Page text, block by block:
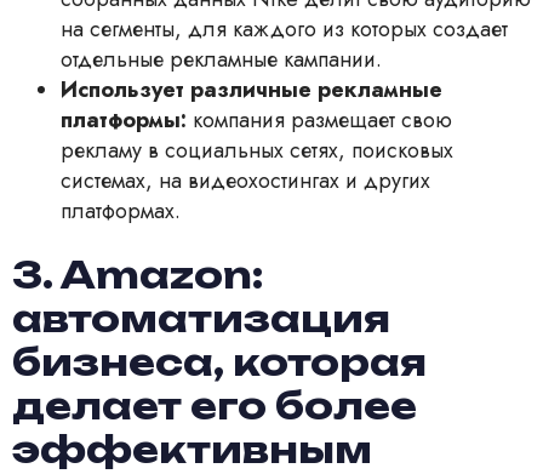
на сегменты, для каждого из которых создает
отдельные рекламные кампании.
Использует различные рекламные
платформы: компания размещает свою
рекламу в социальных сетях, поисковых
системах, на видеохостингах и других
платформах.
3. Amazon:
автоматизация
бизнеса, которая
делает его более
эффективным